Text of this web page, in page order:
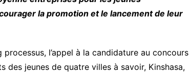
la promotion et le lancement de leur
l’appel à la candidature au concours
jeunes de quatre villes à savoir, Kinshasa,